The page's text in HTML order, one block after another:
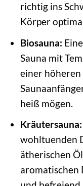
richtig ins
Körper
Biosauna:
Sauna mit
einer
heiß mögen.
Kräutersauna:
wohltuenden
ätherischen
aromatischen